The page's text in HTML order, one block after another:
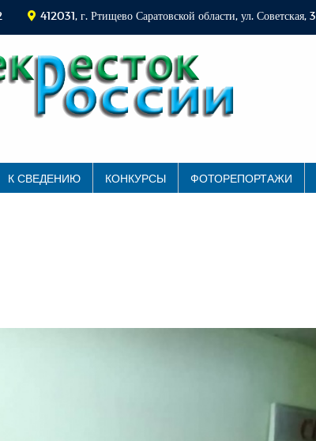
412031, г. Ртищево Саратовской области, ул. Советская, 3
К СВЕДЕНИЮ КОНКУРСЫ ФОТОРЕПОРТАЖИ